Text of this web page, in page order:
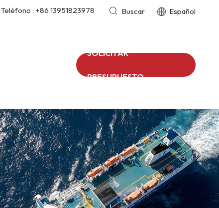
Teléfono : +86 13951823978 Buscar Español
SOLICITAR
PRESUPUESTO